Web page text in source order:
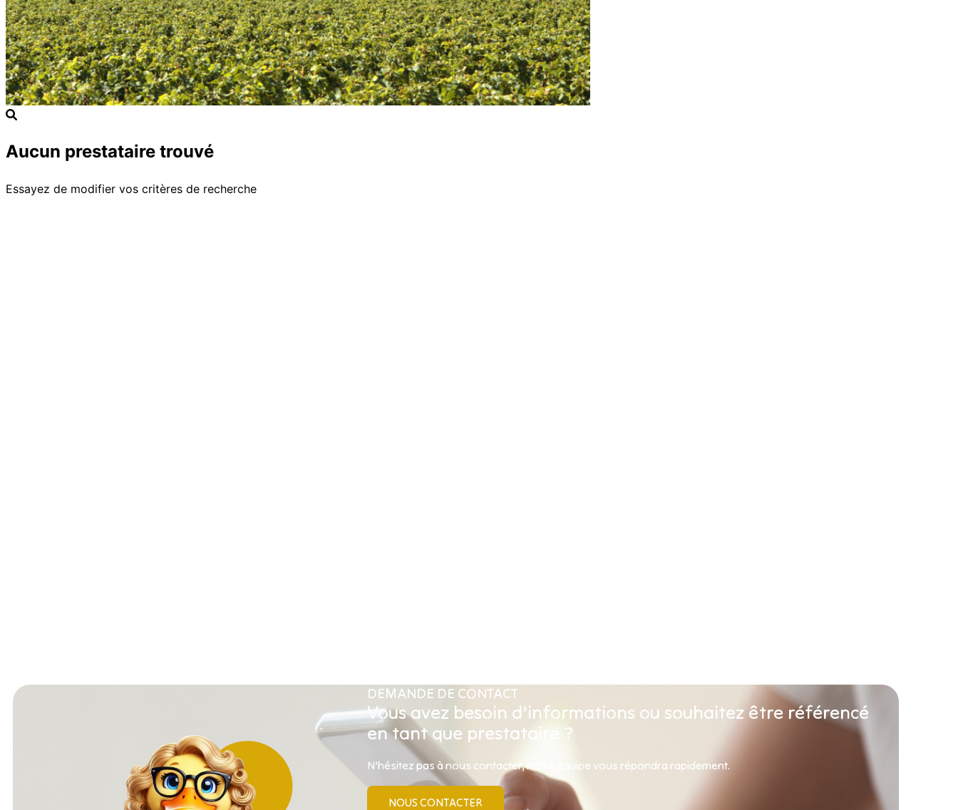
Aucun prestataire trouvé
Essayez de modifier vos critères de recherche
DEMANDE DE CONTACT
Vous avez besoin d’informations ou souhaitez être référencé
en tant que prestataire ?
N’hésitez pas à nous contacter, notre équipe vous répondra rapidement.
NOUS CONTACTER